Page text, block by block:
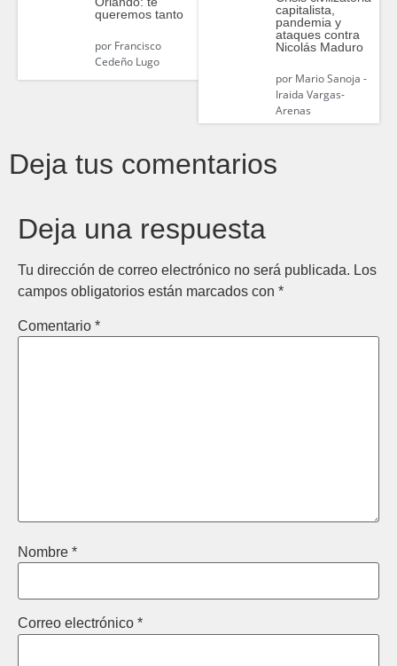
queremos tanto
porFrancisco
Cedeño Lugo
capitalista,
pandemia y
ataques contra
Nicolás Maduro
porMario Sanoja -
Iraida Vargas-
Arenas
Deja tus comentarios
Deja una respuesta
Tu dirección de correo electrónico no será publicada. Los
campos obligatorios están marcados con *
Comentario *
Nombre *
Correo electrónico *